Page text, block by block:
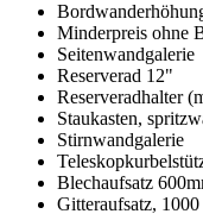
Minderpreis ohne
Seitenwandgalerie
Reserverad 12"
Reserveradhalter
Staukasten,
Stirnwandgalerie
Blechaufsatz
Gitteraufsatz,